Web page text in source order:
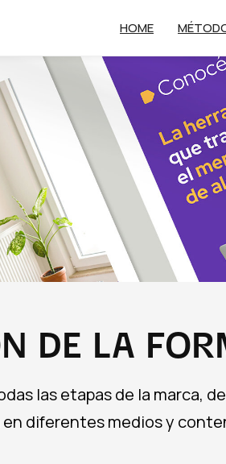
HOME
DE LA
las etapas de la marca,
diferentes medios y